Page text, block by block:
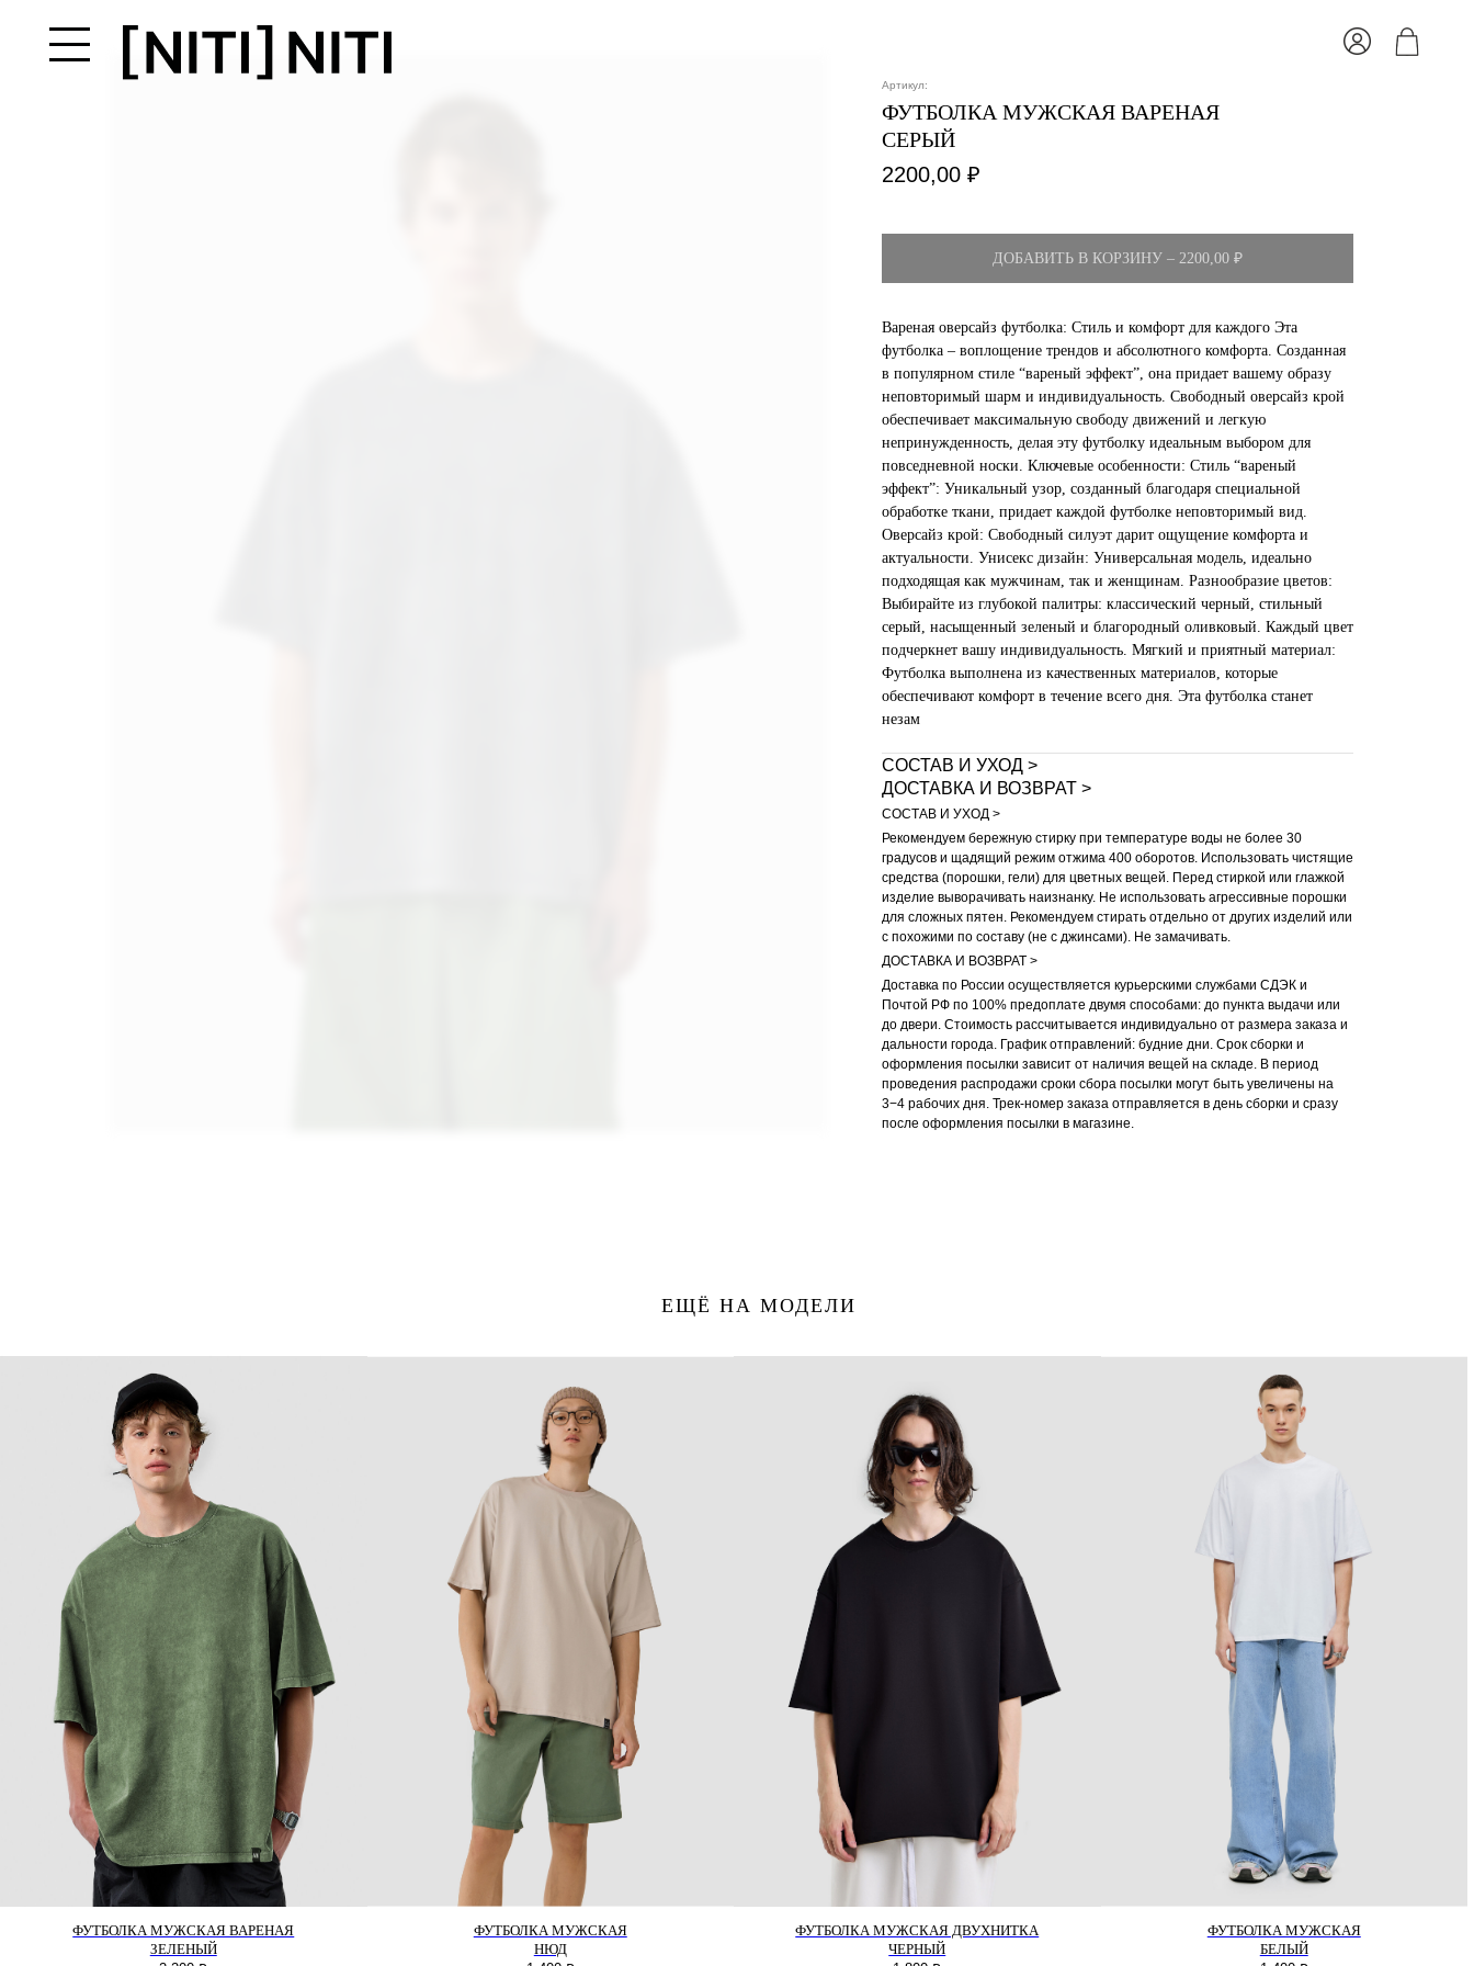
Артикул:
ФУТБОЛКА МУЖСКАЯ ВАРЕНАЯ
СЕРЫЙ
2200,00 ₽
ДОБАВИТЬ В КОРЗИНУ – 2200,00 ₽
Вареная оверсайз футболка: Стиль и комфорт для каждого Эта
футболка – воплощение трендов и абсолютного комфорта. Созданная
в популярном стиле “вареный эффект”, она придает вашему образу
неповторимый шарм и индивидуальность. Свободный оверсайз крой
обеспечивает максимальную свободу движений и легкую
непринужденность, делая эту футболку идеальным выбором для
повседневной носки. Ключевые особенности: Стиль “вареный
эффект”: Уникальный узор, созданный благодаря специальной
обработке ткани, придает каждой футболке неповторимый вид.
Оверсайз крой: Свободный силуэт дарит ощущение комфорта и
актуальности. Унисекс дизайн: Универсальная модель, идеально
подходящая как мужчинам, так и женщинам. Разнообразие цветов:
Выбирайте из глубокой палитры: классический черный, стильный
серый, насыщенный зеленый и благородный оливковый. Каждый цвет
подчеркнет вашу индивидуальность. Мягкий и приятный материал:
Футболка выполнена из качественных материалов, которые
обеспечивают комфорт в течение всего дня. Эта футболка станет
незам
СОСТАВ И УХОД >
ДОСТАВКА И ВОЗВРАТ >
СОСТАВ И УХОД >
Рекомендуем бережную стирку при температуре воды не более 30
градусов и щадящий режим отжима 400 оборотов. Использовать чистящие
средства (порошки, гели) для цветных вещей. Перед стиркой или глажкой
изделие выворачивать наизнанку. Не использовать агрессивные порошки
для сложных пятен. Рекомендуем стирать отдельно от других изделий или
с похожими по составу (не с джинсами). Не замачивать.
ДОСТАВКА И ВОЗВРАТ >
Доставка по России осуществляется курьерскими службами СДЭК и
Почтой РФ по 100% предоплате двумя способами: до пункта выдачи или
до двери. Стоимость рассчитывается индивидуально от размера заказа и
дальности города. График отправлений: будние дни. Срок сборки и
оформления посылки зависит от наличия вещей на складе. В период
проведения распродажи сроки сбора посылки могут быть увеличены на
3−4 рабочих дня. Трек-номер заказа отправляется в день сборки и сразу
после оформления посылки в магазине.
ЕЩЁ НА МОДЕЛИ
ФУТБОЛКА МУЖСКАЯ ВАРЕНАЯ
ЗЕЛЕНЫЙ
ФУТБОЛКА МУЖСКАЯ
НЮД
ФУТБОЛКА МУЖСКАЯ ДВУХНИТКА
ЧЕРНЫЙ
ФУТБОЛКА МУЖСКАЯ
БЕЛЫЙ
БЫСТРАЯ СВЯЗЬ